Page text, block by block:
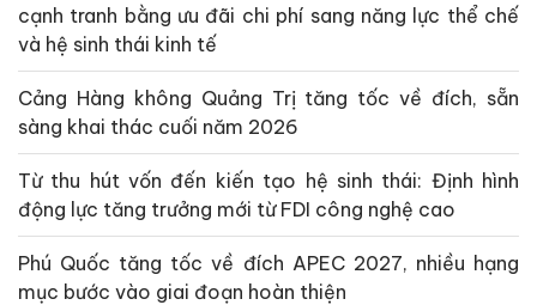
cạnh tranh bằng ưu đãi chi phí sang năng lực thể chế
và hệ sinh thái kinh tế
Cảng Hàng không Quảng Trị tăng tốc về đích, sẵn
sàng khai thác cuối năm 2026
Từ thu hút vốn đến kiến tạo hệ sinh thái: Định hình
động lực tăng trưởng mới từ FDI công nghệ cao
Phú Quốc tăng tốc về đích APEC 2027, nhiều hạng
mục bước vào giai đoạn hoàn thiện